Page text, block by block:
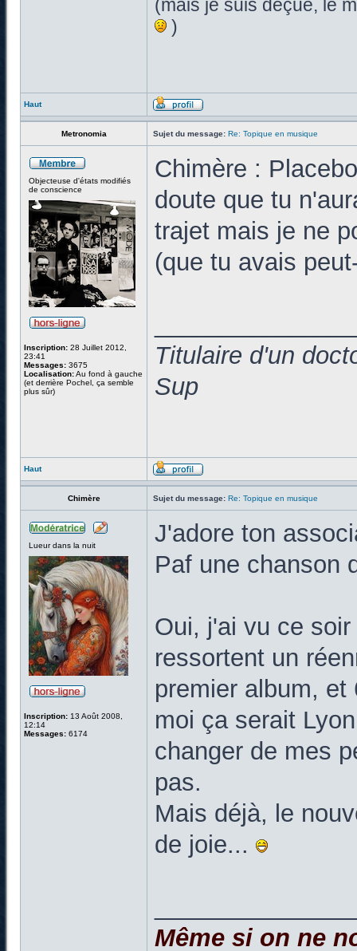
(mais je suis déçue, le
)
Haut
Metronomia Sujet du message: Re: Topique en musique
Objecteuse d'états modifiés
de conscience
Inscription: 28 Juillet 2012,
23:41
Messages: 3675
Localisation:Au fond à gauche
(et derrière Pochel, ça semble
plus sûr)
Chimère :
doute que tu
trajet mais je ne
(que tu avais
Titulaire d'un
Sup
Haut
Chimère Sujet du message: Re: Topique en musique
Lueur dans la nuit
Inscription: 13 Août 2008,
12:14
Messages: 6174
J'adore ton
Paf une chanson
Oui, j'ai vu ce
ressortent un
premier album,
moi ça serait
changer de mes
pas.
Mais déjà, le
de joie...
Même si on ne